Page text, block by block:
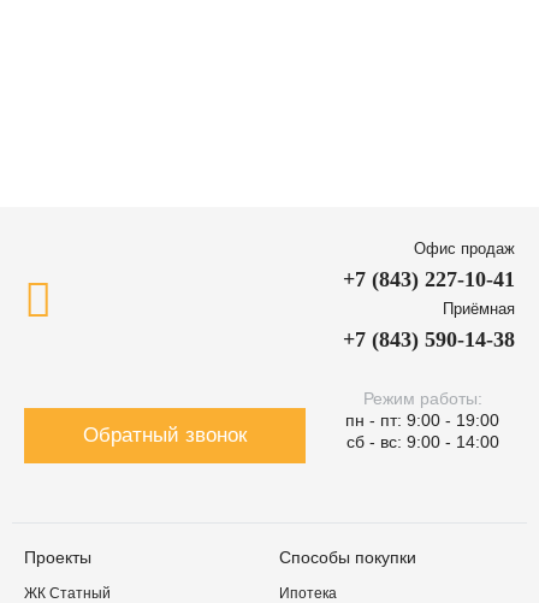
Офис продаж
+7 (843) 227-10-41
Приёмная
+7 (843) 590-14-38
Обратный звонок
Режим работы:
пн - пт: 9:00 - 19:00
сб - вс: 9:00 - 14:00
Проекты
ЖК Статный
Способы покупки
Ипотека